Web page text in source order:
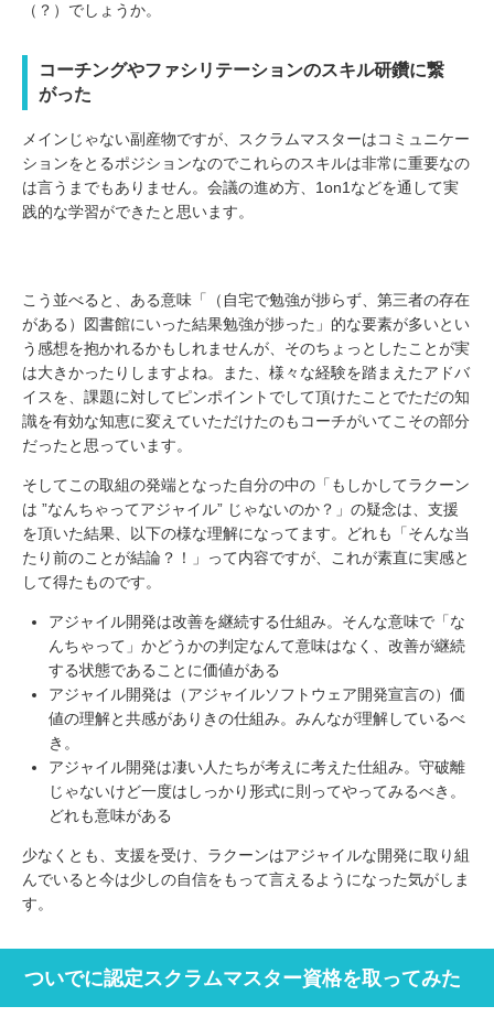
（？）でしょうか。
コーチングやファシリテーションのスキル研鑽に繋
がった
メインじゃない副産物ですが、スクラムマスターはコミュニケー
ションをとるポジションなのでこれらのスキルは非常に重要なの
は言うまでもありません。会議の進め方、1on1などを通して実
践的な学習ができたと思います。
こう並べると、ある意味「（自宅で勉強が捗らず、第三者の存在
がある）図書館にいった結果勉強が捗った」的な要素が多いとい
う感想を抱かれるかもしれませんが、そのちょっとしたことが実
は大きかったりしますよね。また、様々な経験を踏まえたアドバ
イスを、課題に対してピンポイントでして頂けたことでただの知
識を有効な知恵に変えていただけたのもコーチがいてこその部分
だったと思っています。
そしてこの取組の発端となった自分の中の「もしかしてラクーン
は ”なんちゃってアジャイル” じゃないのか？」の疑念は、支援
を頂いた結果、以下の様な理解になってます。どれも「そんな当
たり前のことが結論？！」って内容ですが、これが素直に実感と
して得たものです。
アジャイル開発は改善を継続する仕組み。そんな意味で「な
んちゃって」かどうかの判定なんて意味はなく、改善が継続
する状態であることに価値がある
アジャイル開発は（アジャイルソフトウェア開発宣言の）価
値の理解と共感がありきの仕組み。みんなが理解しているべ
き。
アジャイル開発は凄い人たちが考えに考えた仕組み。守破離
じゃないけど一度はしっかり形式に則ってやってみるべき。
どれも意味がある
少なくとも、支援を受け、ラクーンはアジャイルな開発に取り組
んでいると今は少しの自信をもって言えるようになった気がしま
す。
ついでに認定スクラムマスター資格を取ってみた